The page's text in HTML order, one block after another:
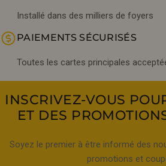
Installé dans des milliers de foyers
PAIEMENTS SÉCURISÉS
Toutes les cartes principales
INSCRIVEZ-VOUS
ET DES
Soyez le premier à être informé des
promotions et